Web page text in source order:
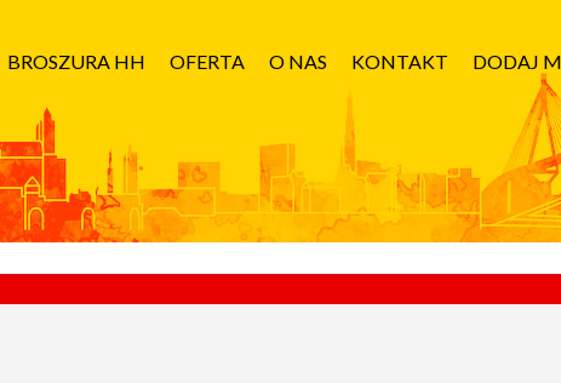
BROSZURA HH OFERTA O NAS KONTAKT DODAJ